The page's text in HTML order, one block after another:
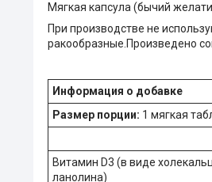
Мягкая капсула (бычий
При производстве не
ракообразные.Произведено
Информация о добавке
Размер порции: 1 мягкая
Витамин D3 (в виде
ланолина)